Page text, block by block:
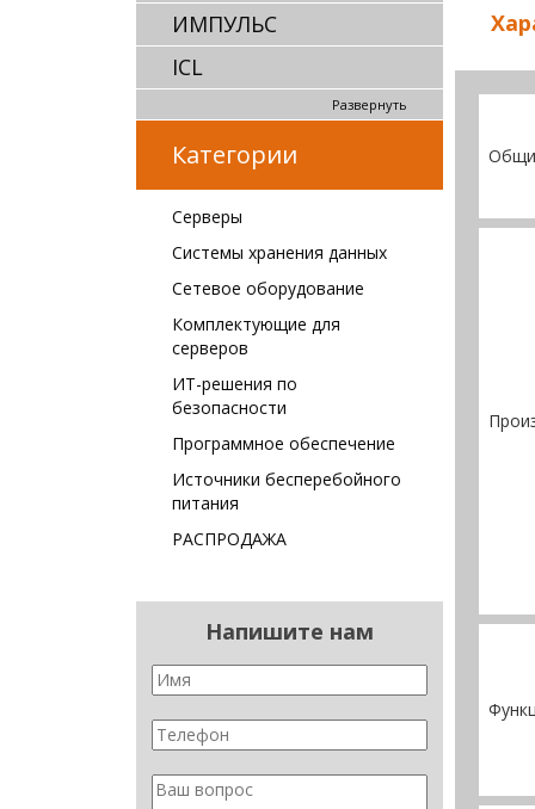
ИМПУЛЬС
ICL
Развернуть
Категории
Серверы
Системы хранения данных
Сетевое оборудование
Комплектующие для
серверов
ИТ-решения по
безопасности
Программное обеспечение
Источники бесперебойного
питания
РАСПРОДАЖА
Напишите нам